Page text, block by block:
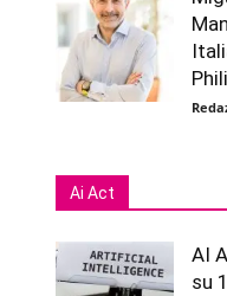
Ai Act
AI
su